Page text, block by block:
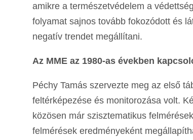
amikre a természetvédelem a
folyamat sajnos tovább fokozódott és
negatív trendet megállítani.
Az MME az 1980-as években
Péchy Tamás szervezte meg az első
feltérképezése és monitorozása volt.
közösen már szisztematikus
felmérések eredményeként